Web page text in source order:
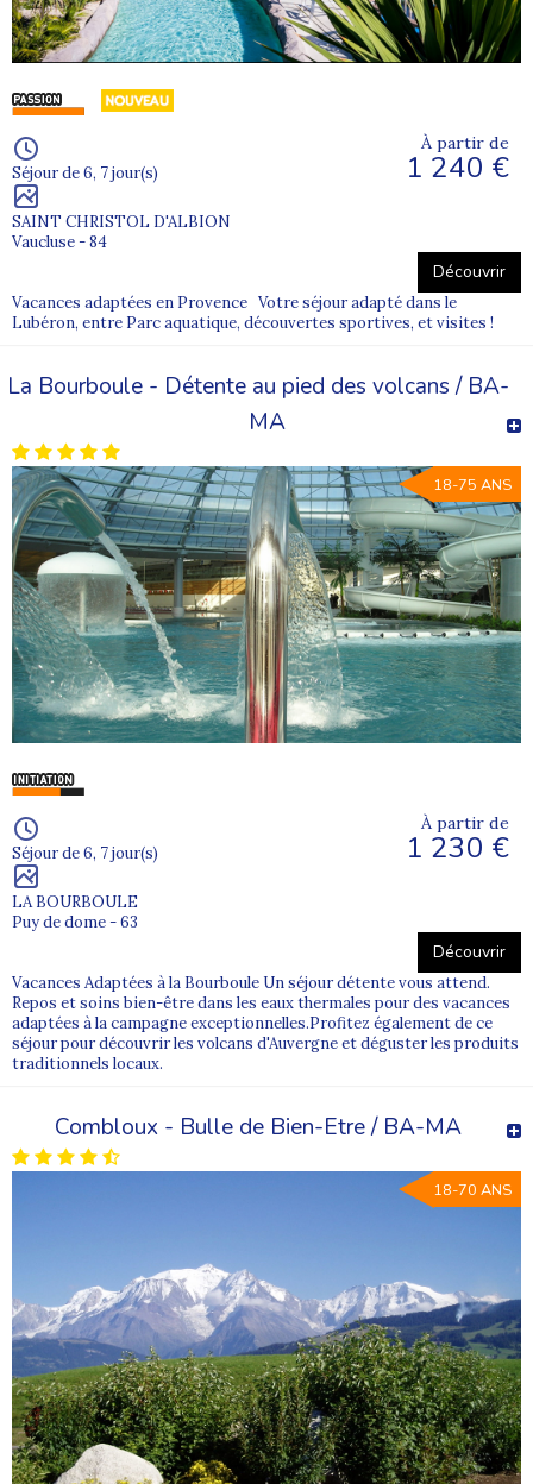
Séjour de 6, 7 jour(s)
SAINT CHRISTOL D'ALBION
Vaucluse - 84
À partir de
1 240 €
Découvrir
Vacances adaptées en Provence Votre séjour adapté dans le
Lubéron, entre Parc aquatique, découvertes sportives, et visites !
La Bourboule - Détente au pied des volcans / BA-
MA
18-75 ANS
Séjour de 6, 7 jour(s)
LA BOURBOULE
Puy de dome - 63
À partir de
1 230 €
Découvrir
Vacances Adaptées à la Bourboule Un séjour détente vous attend.
Repos et soins bien-être dans les eaux thermales pour des vacances
adaptées à la campagne exceptionnelles.Profitez également de ce
séjour pour découvrir les volcans d'Auvergne et déguster les produits
traditionnels locaux.
Combloux - Bulle de Bien-Etre / BA-MA
18-70 ANS